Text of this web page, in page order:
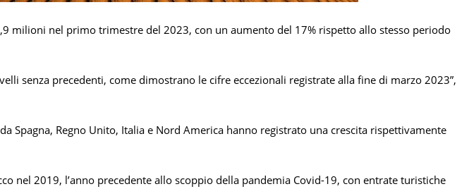
milioni nel primo trimestre del 2023, con un aumento del 17% rispetto allo stesso periodo
senza precedenti, come dimostrano le cifre eccezionali registrate alla fine di marzo 2023”,
Spagna, Regno Unito, Italia e Nord America hanno registrato una crescita rispettivamente
nel 2019, l’anno precedente allo scoppio della pandemia Covid-19, con entrate turistiche